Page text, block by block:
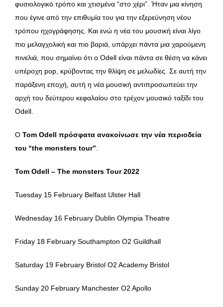
φυσιολογικό τρόπο και χτισμένα “στο χέρι”. Ήταν μια κίνηση
που έγινε από την επιθυμία του για την εξερεύνηση νέου
τρόπου ηχογράφησης. Και ενώ η νέα του μουσική είναι λίγο
πιο μελαγχολική και πιο βαριά, υπάρχει πάντα μια χαρούμενη
πινελιά, που σημαίνει ότι ο Odell είναι πάντα σε θέση να κάνει
υπέροχη pop, κρύβοντας την θλίψη σε μελωδίες. Σε αυτή την
παράξενη εποχή, αυτή η νέα μουσική αντιπροσωπεύει την
αρχή του δεύτερου κεφαλαίου στο τρέχον μουσικό ταξίδι του
Odell.
Ο Tom Odell πρόσφατα ανακοίνωσε την νέα περιοδεία
του “the monsters tour”
Tom Odell – The monsters Tour 2022
Tuesday 15 February Belfast Ulster Hall
Wednesday 16 February Dublin Olympia Theatre
Friday 18 February Southampton O2 Guildhall
Saturday 19 February Bristol O2 Academy Bristol
Sunday 20 February Manchester O2 Apollo